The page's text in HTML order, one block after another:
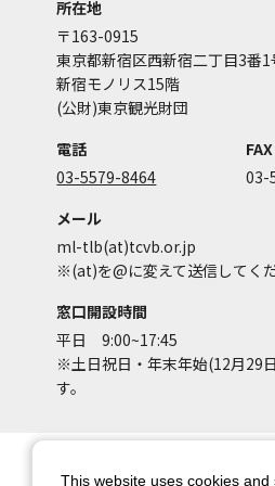
所在地
〒163-0915
東京都新宿区西新宿二丁目3番1
新宿モノリス15階
(公財)東京観光財団
電話
03-5579-8464
FAX
03-
メール
ml-tlb(at)tcvb.or.jp
※(at)を@に変えて送信してくだ
窓口開設時間
平日 9:00~17:45
※土日祝日・年末年始(12月29
す。
サイトマップ
This website uses cookies